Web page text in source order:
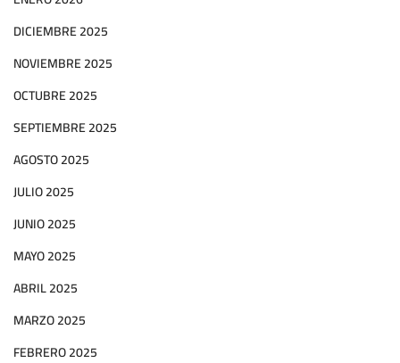
DICIEMBRE 2025
NOVIEMBRE 2025
OCTUBRE 2025
SEPTIEMBRE 2025
AGOSTO 2025
JULIO 2025
JUNIO 2025
MAYO 2025
ABRIL 2025
MARZO 2025
FEBRERO 2025